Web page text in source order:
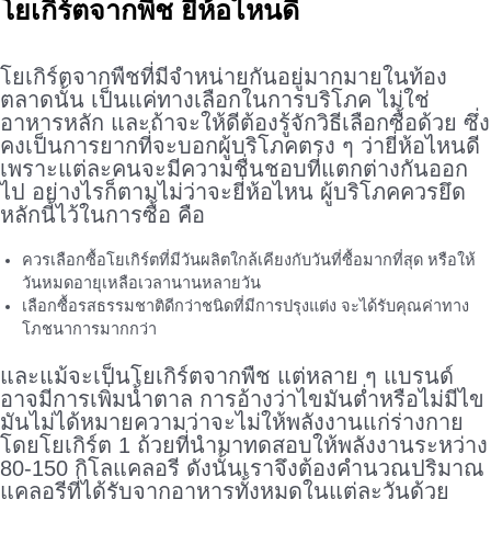
โยเกิร์ตจากพืช ยี่ห้อไหนดี
โยเกิร์ตจากพืชที่มีจำหน่ายกันอยู่มากมายในท้อง
ตลาดนั้น เป็นแค่ทางเลือกในการบริโภค ไม่ใช่
อาหารหลัก และถ้าจะให้ดีต้องรู้จักวิธีเลือกซื้อด้วย ซึ่ง
คงเป็นการยากที่จะบอกผู้บริโภคตรง ๆ ว่ายี่ห้อไหนดี
เพราะแต่ละคนจะมีความชื่นชอบที่แตกต่างกันออก
ไป อย่างไรก็ตามไม่ว่าจะยี่ห้อไหน ผู้บริโภคควรยึด
หลักนี้ไว้ในการซื้อ คือ
ควรเลือกซื้อโยเกิร์ตที่มีวันผลิตใกล้เคียงกับวันที่ซื้อมากที่สุด หรือให้
วันหมดอายุเหลือเวลานานหลายวัน
เลือกซื้อรสธรรมชาติดีกว่าชนิดที่มีการปรุงแต่ง จะได้รับคุณค่าทาง
โภชนาการมากกว่า
และแม้จะเป็นโยเกิร์ตจากพืช แต่หลาย ๆ แบรนด์
อาจมีการเพิ่มน้ำตาล การอ้างว่าไขมันต่ำหรือไม่มีไข
มันไม่ได้หมายความว่าจะไม่ให้พลังงานแก่ร่างกาย
โดยโยเกิร์ต 1 ถ้วยที่นำมาทดสอบให้พลังงานระหว่าง
80-150 กิโลแคลอรี ดังนั้นเราจึงต้องคำนวณปริมาณ
แคลอรีที่ได้รับจากอาหารทั้งหมดในแต่ละวันด้วย